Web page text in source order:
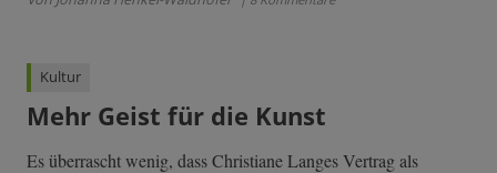
Kultur
Mehr Geist für die Kunst
Es überrascht wenig, dass Christiane Langes Vertrag als